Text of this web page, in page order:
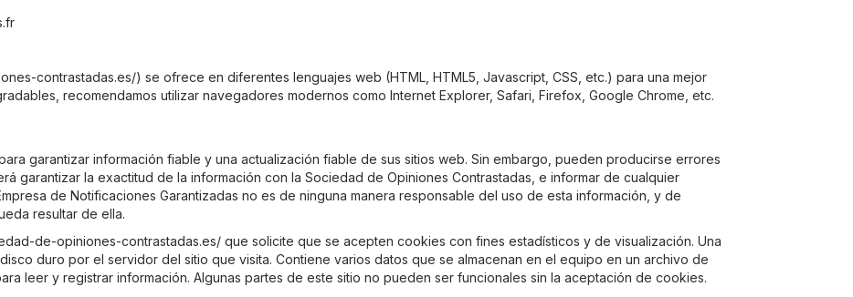
contrastadas.es/) se ofrece en diferentes lenguajes web (HTML, HTML5, Javascript, CSS, etc.) para una mejor
recomendamos utilizar navegadores modernos como Internet Explorer, Safari, Firefox, Google Chrome, etc.
garantizar información fiable y una actualización fiable de sus sitios web. Sin embargo, pueden producirse errores
garantizar la exactitud de la información con la Sociedad de Opiniones Contrastadas, e informar de cualquier
de Notificaciones Garantizadas no es de ninguna manera responsable del uso de esta información, y de
resultar de ella.
de-opiniones-contrastadas.es/ que solicite que se acepten cookies con fines estadísticos y de visualización. Una
duro por el servidor del sitio que visita. Contiene varios datos que se almacenan en el equipo en un archivo de
leer y registrar información. Algunas partes de este sitio no pueden ser funcionales sin la aceptación de cookies.